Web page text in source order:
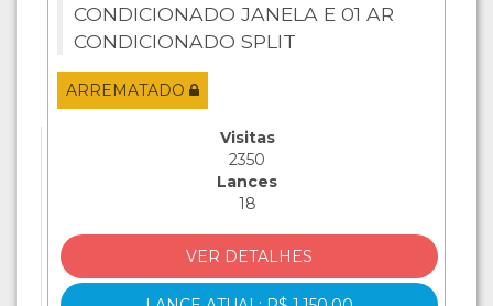
CONDICIONADO JANELA E 01 AR
CONDICIONADO SPLIT
ARREMATADO
Visitas
2350
Lances
18
VER DETALHES